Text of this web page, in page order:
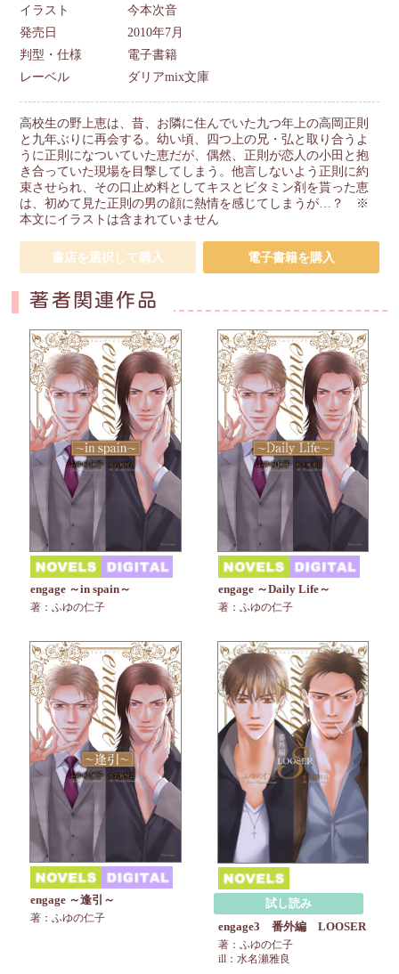
イラスト
今本次音
発売日
2010年7月
判型・仕様
電子書籍
レーベル
ダリアmix文庫
高校生の野上恵は、昔、お隣に住んでいた九つ年上の高岡正則
と九年ぶりに再会する。幼い頃、四つ上の兄・弘と取り合うよ
うに正則になついていた恵だが、偶然、正則が恋人の小田と抱
き合っていた現場を目撃してしまう。他言しないよう正則に約
束させられ、その口止め料としてキスとビタミン剤を貰った恵
は、初めて見た正則の男の顔に熱情を感じてしまうが…？ ※
本文にイラストは含まれていません
書店を選択して購入 電子書籍を購入
著者関連作品
engage ～in spain～
著：ふゆの仁子
engage ～Daily Life～
著：ふゆの仁子
engage ～逢引～
著：ふゆの仁子
試し読み
engage3 番外編 LOOSER
著：ふゆの仁子
ill：水名瀬雅良